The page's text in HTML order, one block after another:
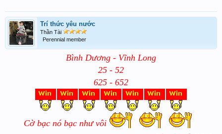
Trí thức yêu nước
Thần Tài
Perennial member
Bình Dương - Vĩnh Long
25 - 52
625 - 652
Cờ bạc nó bạc như vôi